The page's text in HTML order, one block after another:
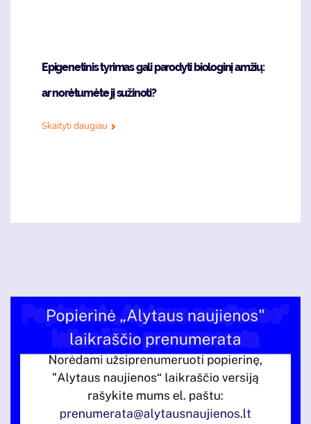
Epigenetinis tyrimas gali parodyti biologinį amžių:
ar norėtumėte jį sužinoti?
Skaityti daugiau